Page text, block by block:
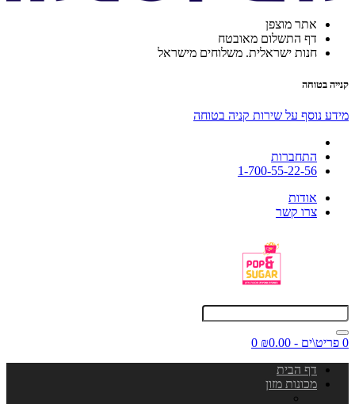
אתר מוצפן
דף התשלום מאובטח
חנות ישראלית. משלוחים מישראל
קנייה בטוחה
מידע נוסף על שירות קניה בטוחה
התחברות
1-700-55-22-56
אודות
צרו קשר
0 פריט\ים - ₪0.00
0
דף הבית
מכונות מזון